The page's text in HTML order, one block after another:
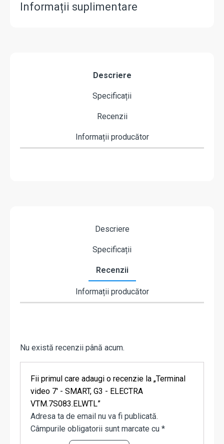
Informații suplimentare
Descriere
Specificații
Recenzii
Informații producător
Descriere
Specificații
Recenzii
Informații producător
Nu există recenzii până acum.
Fii primul care adaugi o recenzie la „Terminal
video 7' - SMART, G3 - ELECTRA
VTM.7S083.ELWTL”
Adresa ta de email nu va fi publicată.
Câmpurile obligatorii sunt marcate cu *